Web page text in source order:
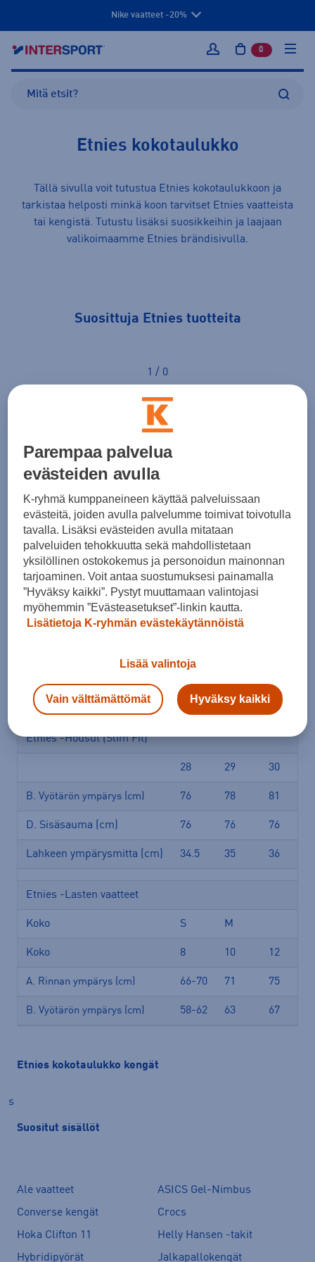
Nike vaatteet -20%
Kirjaudu sisään
0 tuotetta
Etnies kokotaulukko
Tällä sivulla voit tutustua Etnies kokotaulukkoon ja
tarkistaa helposti minkä koon tarvitset Etnies vaatteista
tai kengistä. Tutustu lisäksi suosikkeihin ja laajaan
valikoimaamme Etnies brändisivulla.
Suosittuja Etnies tuotteita
1 / 0
Etnies -paidat - Miehet
A. Rinnan ympärys (cm) 79-86 86-93 93-101
B. Vyötärön ympärys (cm) 71-76 76-81
Etnies-Housut (Straight fit)
Koko 28 29
76
Lahkeen ympärysmitta (cm) 40 41 42
Etnies -Housut (Slim Fit)
28 29 30
B. Vyötärön ympärys (cm) 76 78 81
D. Sisäsauma (cm) 76 76 76
Lahkeen ympärysmitta (cm) 34.5 35 36
Etnies -Lasten vaatteet
Koko S M
Koko 8 10 12
A. Rinnan ympärys (cm) 66-70 71 75
B. Vyötärön ympärys (cm) 58-62 63 67
Etnies kokotaulukko kengät
s
Suositut sisällöt
Ale vaatteet
ASICS Gel-Nimbus
Converse kengät
Crocs
Hoka Clifton 11
Helly Hansen -takit
Hybridipyörät
Jalkapallokengät
Parempaa palvelua
evästeiden avulla
K-ryhmä kumppaneineen käyttää palveluissaan
evästeitä, joiden avulla palvelumme toimivat toivotulla
tavalla. Lisäksi evästeiden avulla mitataan
palveluiden tehokkuutta sekä mahdollistetaan
yksilöllinen ostokokemus ja personoidun mainonnan
tarjoaminen. Voit antaa suostumuksesi painamalla
”Hyväksy kaikki”. Pystyt muuttamaan valintojasi
myöhemmin ”Evästeasetukset”-linkin kautta.
Lisätietoja K-ryhmän evästekäytännöistä
Lisää valintoja
Vain välttämättömät Hyväksy kaikki